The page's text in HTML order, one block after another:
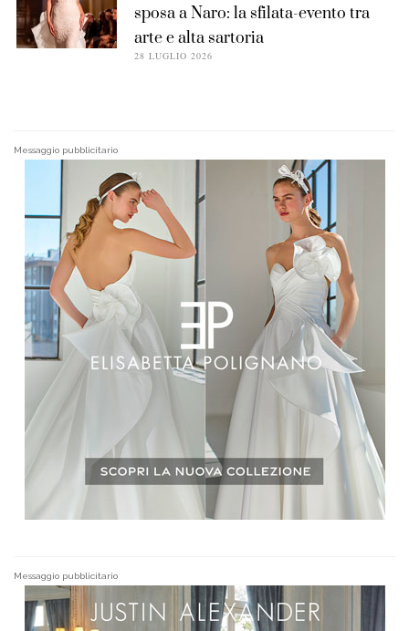
sposa a Naro: la sfilata-evento tra
arte e alta sartoria
28 LUGLIO 2026
Messaggio pubblicitario
Messaggio pubblicitario